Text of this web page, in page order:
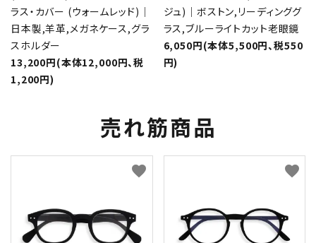
ラス・カバー (ウォームレッド)｜
日本製,羊革,メガネケース,グラ
スホルダー
13,200円(本体12,000円、税
1,200円)
ジュ)｜ボストン,リーディンググ
ラス,ブルーライトカット老眼鏡
6,050円(本体5,500円、税550
円)
売れ筋商品
favorite favorite